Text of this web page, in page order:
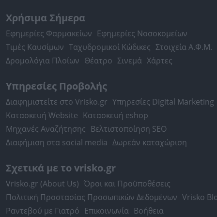
Λιβαδειά, Χάρτης
Μαρούσι, Χάρτης
Μεσολόγγι, Χάρτης
Μυτιλήνη, Χάρτης
Νάξος, Χάρτης
Ναύπλιο, Χάρτης
Ξάνθη, Χάρτης
Πάρος, Χάρτης
Πολύγυρος, Χάρτης
Πρέβεζα, Χάρτης
Πύργος Ηλείας, Χάρτης
Ρέθυμνο, Χάρτης
Χρήσιμα Σήμερα
Εφημερίες Φαρμακείων Εφημερίες Νοσοκομείων
Τιμές Καυσίμων Ταχυδρομικοί Κώδικες Στοιχεία Α.Φ.Μ.
Δρομολόγια Πλοίων Θέατρο Σινεμά Χάρτες
Υπηρεσίες Προβολής
Διαφημιστείτε στο Vrisko.gr Υπηρεσίες Digital Marketing
Κατασκευή Website Κατασκευή eshop
Μηχανές Αναζήτησης Βελτιστοποίηση SEO
Διαφήμιση στα social media Δωρεάν καταχώριση
Σχετικά με το vrisko.gr
Vrisko.gr (About Us) Όροι και Προϋποθέσεις
Πολιτική Προστασίας Προσωπικών Δεδομένων Vrisko
Ραντεβού με Γιατρό Επικοινωνία Βοήθεια